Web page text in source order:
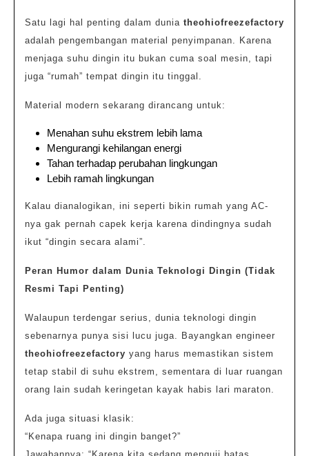
Satu lagi hal penting dalam dunia theohiofreezefactory
adalah pengembangan material penyimpanan. Karena
menjaga suhu dingin itu bukan cuma soal mesin, tapi
juga “rumah” tempat dingin itu tinggal.
Material modern sekarang dirancang untuk:
Menahan suhu ekstrem lebih lama
Mengurangi kehilangan energi
Tahan terhadap perubahan lingkungan
Lebih ramah lingkungan
Kalau dianalogikan, ini seperti bikin rumah yang AC-
nya gak pernah capek kerja karena dindingnya sudah
ikut “dingin secara alami”.
Peran Humor dalam Dunia Teknologi Dingin (Tidak
Resmi Tapi Penting)
Walaupun terdengar serius, dunia teknologi dingin
sebenarnya punya sisi lucu juga. Bayangkan engineer
theohiofreezefactory yang harus memastikan sistem
tetap stabil di suhu ekstrem, sementara di luar ruangan
orang lain sudah keringetan kayak habis lari maraton.
Ada juga situasi klasik:
“Kenapa ruang ini dingin banget?”